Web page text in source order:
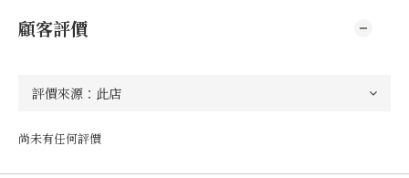
顧客評價
尚未有任何評價